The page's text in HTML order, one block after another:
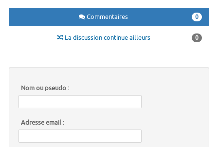
Commentaires 0
La discussion continue ailleurs 0
Nom ou pseudo :
Adresse email :